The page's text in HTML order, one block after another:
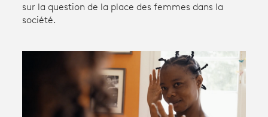
connexion
sur la question de la place des femmes dans la
société.